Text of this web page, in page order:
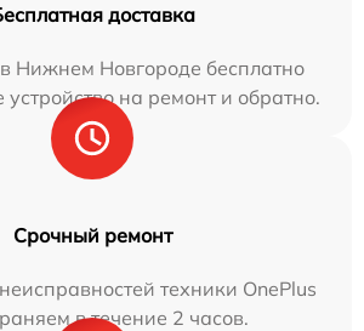
доставка
Нижнем Новгороде бесплатно
устройство на ремонт и обратно.
Срочный ремонт
техники OnePlus
в течение 2 часов.